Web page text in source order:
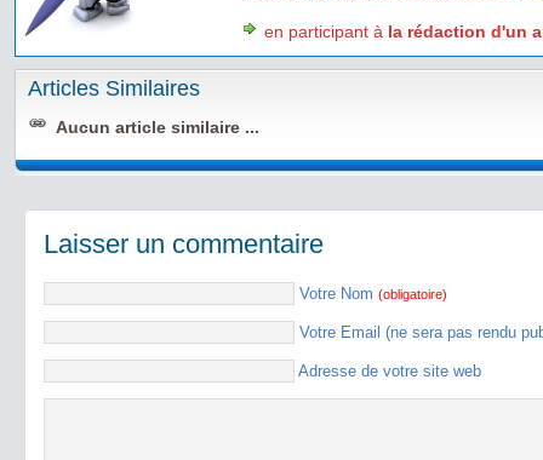
en participant à la rédaction d'un
Articles Similaires
Aucun article similaire ...
Laisser un commentaire
Votre Nom (obligatoire)
Votre Email (ne sera pas rendu
Adresse de votre site web